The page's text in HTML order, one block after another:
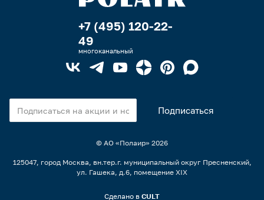
+7 (495) 120-22-
49
многоканальный
© АО «Полаир» 2026
125047, город Москва, вн.тер.г. муниципальный округ Пресненский,
ул. Гашека, д.6, помещение XIX
Сделано в CULT